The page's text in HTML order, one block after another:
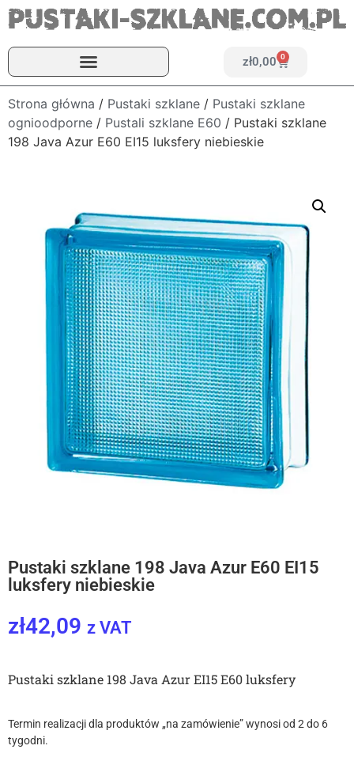
zł0,00 0
Strona główna / Pustaki szklane / Pustaki szklane
ognioodporne / Pustali szklane E60 / Pustaki szklane
198 Java Azur E60 EI15 luksfery niebieskie
Pustaki szklane 198 Java Azur E60 EI15
luksfery niebieskie
zł42,09 z VAT
Pustaki szklane 198 Java Azur EI15 E60 luksfery
Termin realizacji dla produktów „na zamówienie” wynosi od 2 do 6
tygodni.